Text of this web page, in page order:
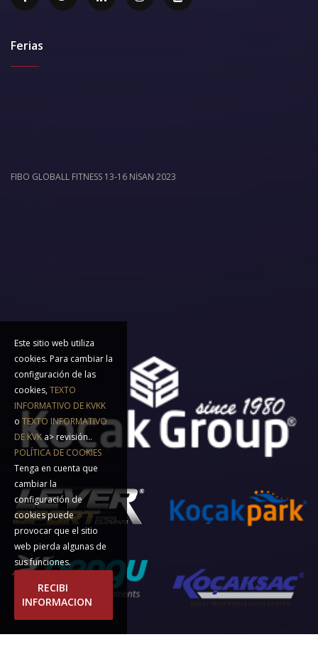
Ferias
FIBO GLOBALL FITNESS 13-16 NİSAN 2023
Este sitio web utiliza
cookies. Para cambiar la
configuración de las
cookies,TEXTO
INFORMATIVO DE KVKK
o TEXTO INFORMATIVO
DE KVKa> revisión..
POLÍTICA DE COOKIES
Tenga en cuenta que
cambiar la
configuración de
cookies puede
provocar que el sitio
web pierda algunas de
sus funciones.
RECIBI
INFORMACION